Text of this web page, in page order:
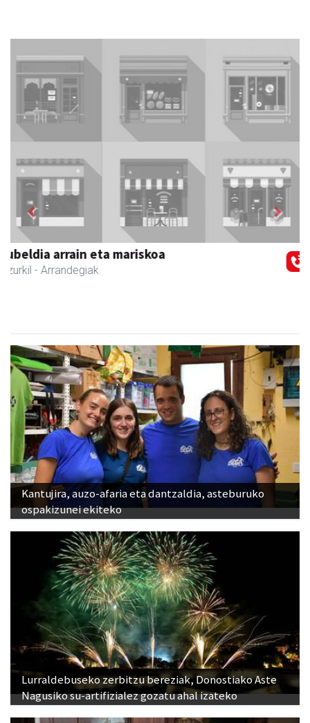
Zubimusu Ikastola
Zizurkil - Hezkuntza
Previous Next
Kantujira, auzo-afaria eta dantzaldia, asteburuko
ospakizunei ekiteko
Lurraldebuseko zerbitzu bereziak, Donostiako Aste
Nagusiko su-artifizialez gozatu ahal izateko